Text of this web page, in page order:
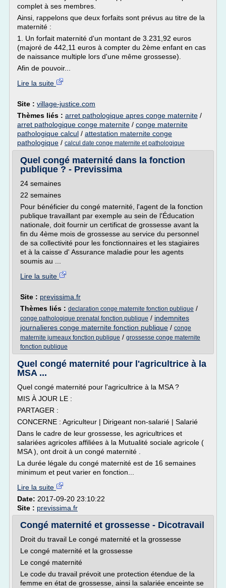
complet à ses membres.
Ainsi, rappelons que deux forfaits sont prévus au titre de la
maternité :
1. Un forfait maternité d'un montant de 3.231,92 euros
(majoré de 442,11 euros à compter du 2ème enfant en cas
de naissance multiple lors d'une même grossesse).
Afin de pouvoir...
Lire la suite
Site : village-justice.com
Thèmes liés : arret pathologique apres conge maternite /
arret pathologique conge maternite / conge maternite
pathologique calcul / attestation maternite conge
pathologique / calcul date conge maternite et pathologique
Quel congé maternité dans la fonction
publique ? - Previssima
24 semaines
22 semaines
Pour bénéficier du congé maternité, l'agent de la fonction
publique travaillant par exemple au sein de l'Éducation
nationale, doit fournir un certificat de grossesse avant la
fin du 4ème mois de grossesse au service du personnel
de sa collectivité pour les fonctionnaires et les stagiaires
et à la caisse d' Assurance maladie pour les agents
soumis au ...
Lire la suite
Site : previssima.fr
Thèmes liés : declaration conge maternite fonction publique /
conge pathologique prenatal fonction publique / indemnites
journalieres conge maternite fonction publique / conge
maternite jumeaux fonction publique / grossesse conge maternite
fonction publique
Quel congé maternité pour l'agricultrice à la
MSA ...
Quel congé maternité pour l'agricultrice à la MSA ?
MIS À JOUR LE :
PARTAGER :
CONCERNE : Agriculteur | Dirigeant non-salarié | Salarié
Dans le cadre de leur grossesse, les agricultrices et
salariées agricoles affiliées à la Mutualité sociale agricole (
MSA ), ont droit à un congé maternité .
La durée légale du congé maternité est de 16 semaines
minimum et peut varier en fonction...
Lire la suite
Date: 2017-09-20 23:10:22
Site : previssima.fr
Congé maternité et grossesse - Dicotravail
Droit du travail Le congé maternité et la grossesse
Le congé maternité et la grossesse
Le congé maternité
Le code du travail prévoit une protection étendue de la
femme en état de grossesse, ainsi la salariée enceinte se